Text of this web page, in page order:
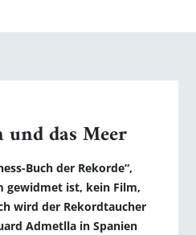
das Meer
Buch der Rekorde“,
gewidmet ist, kein Film,
wird der Rekord­taucher
Admetlla in Spanien